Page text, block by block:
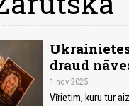
draud
1.nov 2025
Vīrietim, kuru tur